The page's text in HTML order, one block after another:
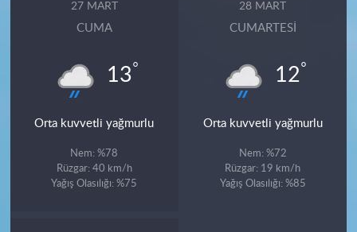
27 MART
CUMA
13°
Orta kuvvetli yağmurlu
Nem: %78
Rüzgar: 40 km/h
Yağış Olasılığı: %75
28 MART
CUMARTESI
12°
Orta kuvvetli yağmurlu
Nem: %72
Rüzgar: 19 km/h
Yağış Olasılığı: %85